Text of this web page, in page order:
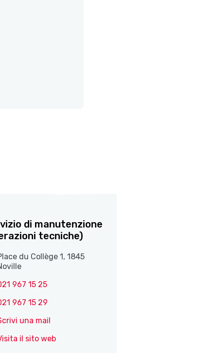
di manutenzione
tecniche)
du Collège 1, 1845
967 15 25
967 15 29
una mail
il sito web